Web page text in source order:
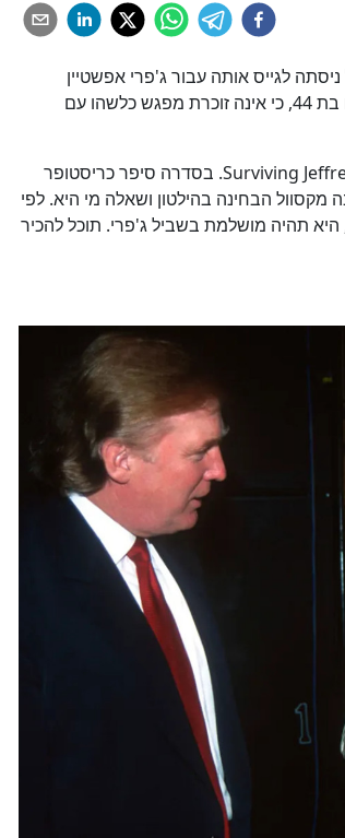
לגייס אותה עבור ג'פרי אפשטיין
כשהייתה בת 19 בלבד. בראיון לעיתון The Times אמרה הילטון, כיום בת 44, כי אינה זוכרת מפגש כלשהו עם
הטענה המקורית צצה בשנת 2020 במסגרת סדרת הדוקו Surviving Jeffrey Epstein. בסדרה סיפר כריסטופר
הבחינה בהילטון ושאלה מי היא. לפי
תהיה מושלמת בשביל ג'פרי. תוכל להכיר